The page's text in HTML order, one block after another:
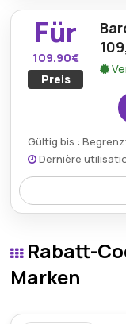
erhalten Sie mit
84,90€ über
Seite kostet.
Für
109.90€
Preis
Gültig bis :
Dernière
Der Barcelona
wichtigen
Rabatt-
Marken